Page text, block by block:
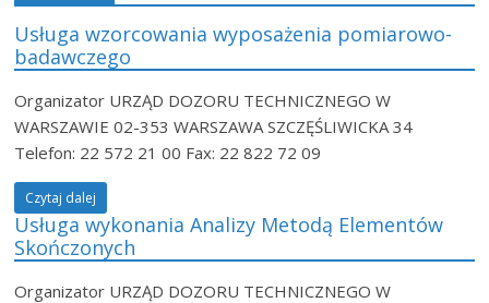
Usługa wzorcowania wyposażenia pomiarowo-
badawczego
Organizator URZĄD DOZORU TECHNICZNEGO W
WARSZAWIE 02-353 WARSZAWA SZCZĘŚLIWICKA 34
Telefon: 22 572 21 00 Fax: 22 822 72 09
Czytaj dalej
Usługa wykonania Analizy Metodą Elementów
Skończonych
Organizator URZĄD DOZORU TECHNICZNEGO W